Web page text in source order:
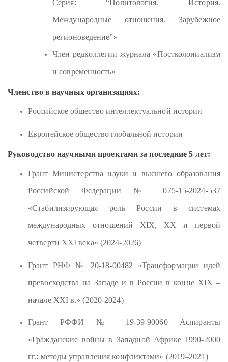
Серия: “Политология. История.
Международные отношения. Зарубежное
регионоведение”»
Член редколлегии журнала «Постколониализм
и современность»
Членство в научных организациях:
Российское общество интеллектуальной истории
Европейское общество глобальной истории
Руководство научными проектами за последние 5 лет:
Грант Министерства науки и высшего образования
Российской Федерации № 075-15-2024-537
«Стабилизирующая роль России в системах
международных отношений XIX, ХХ и первой
четверти XXI века» (2024-2026)
Грант РНФ № 20-18-00482 «Трансформации идей
превосходства на Западе и в России в конце XIX –
начале ХХI в.» (2020-2024)
Грант РФФИ № 19-39-90060 Аспиранты
«Гражданские войны в Западной Африке 1990-2000
гг.: методы управления конфликтами» (2019–2021)